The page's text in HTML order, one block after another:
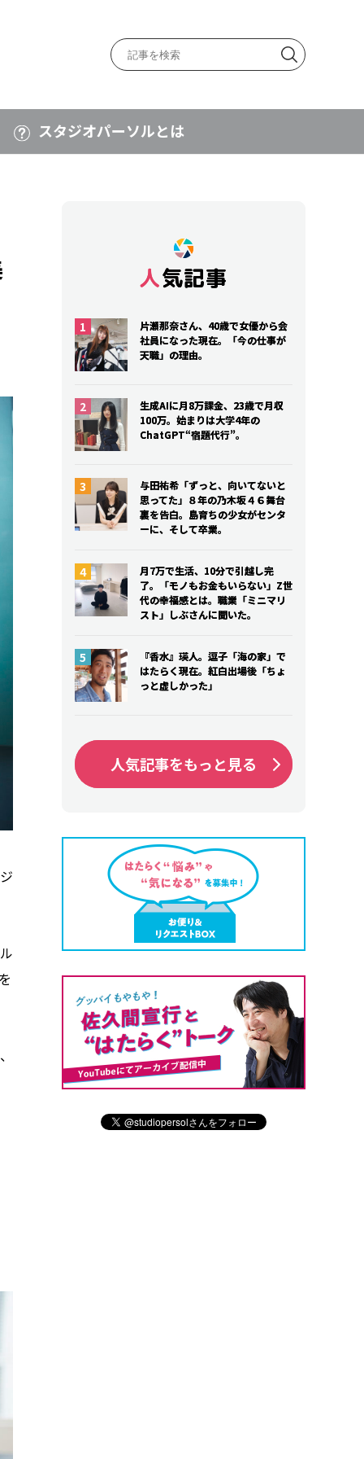
スタジオパーソルとは
人気記事
片瀬那奈さん、40歳で女優から会
社員になった現在。「今の仕事が
天職」の理由。
生成AIに月8万課金、23歳で月収
100万。始まりは大学4年の
ChatGPT“宿題代行”。
与田祐希「ずっと、向いてないと
思ってた」８年の乃木坂４６舞台
裏を告白。島育ちの少女がセンタ
ーに、そして卒業。
月7万で生活、10分で引越し完
了。「モノもお金もいらない」Z世
代の幸福感とは。職業「ミニマリ
スト」しぶさんに聞いた。
『香水』瑛人。逗子「海の家」で
はたらく現在。紅白出場後「ちょ
っと虚しかった」
人気記事をもっと見る
人気記事
片瀬那奈さん、40歳で女優から会
社員になった現在。「今の仕事が
天職」の理由。
生成AIに月8万課金、23歳で月収
100万。始まりは大学4年の
ChatGPT“宿題代行”。
与田祐希「ずっと、向いてないと
思ってた」８年の乃木坂４６舞台
裏を告白。島育ちの少女がセンタ
ーに、そして卒業。
月7万で生活、10分で引越し完
了。「モノもお金もいらない」Z世
代の幸福感とは。職業「ミニマリ
スト」しぶさんに聞いた。
『香水』瑛人。逗子「海の家」で
はたらく現在。紅白出場後「ちょ
っと虚しかった」
人気記事をもっと見る